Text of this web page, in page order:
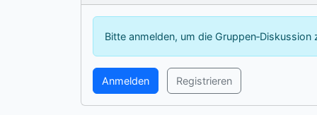
Bitte anmelden, um die Gruppen‑Diskussion
Anmelden Registrieren